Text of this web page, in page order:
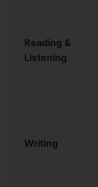
Reading &
Listening
Writing